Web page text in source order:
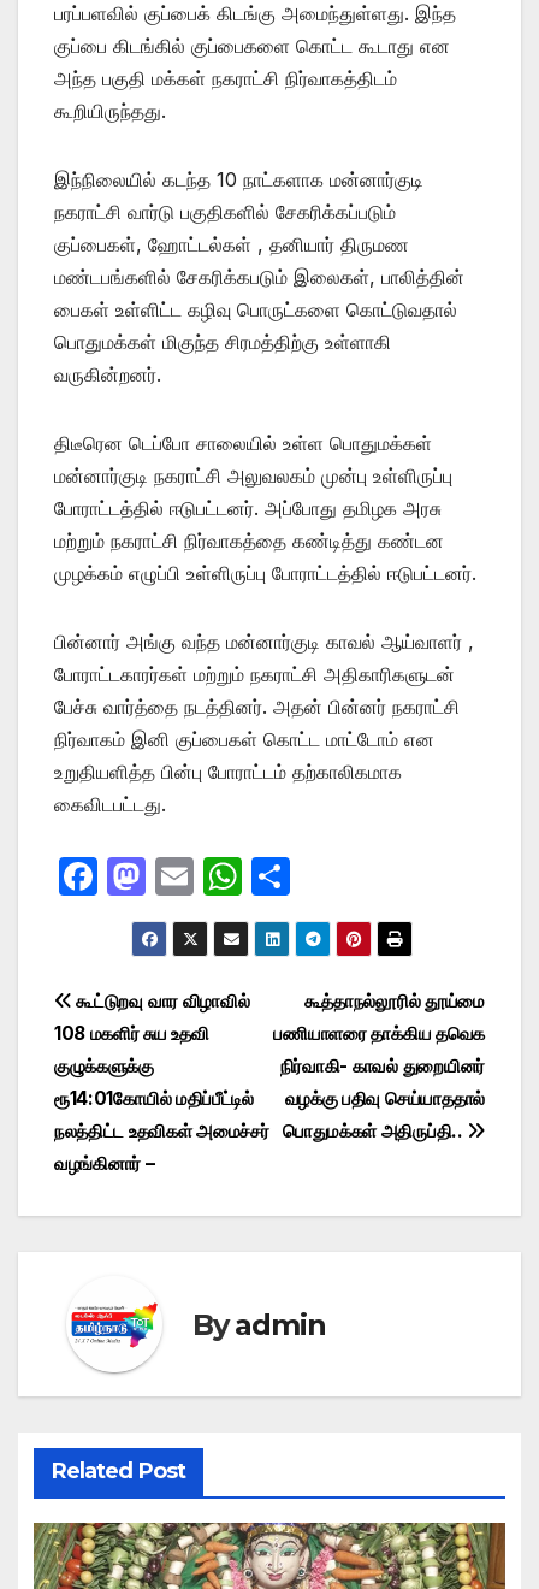
பரப்பளவில் குப்பைக் கிடங்கு அமைந்துள்ளது. இந்த
குப்பை கிடங்கில் குப்பைகளை கொட்ட கூடாது என
அந்த பகுதி மக்கள் நகராட்சி நிர்வாகத்திடம்
கூறியிருந்தது.
இந்நிலையில் கடந்த 10 நாட்களாக மன்னார்குடி
நகராட்சி வார்டு பகுதிகளில் சேகரிக்கப்படும்
குப்பைகள், ஹோட்டல்கள் , தனியார் திருமண
மண்டபங்களில் சேகரிக்கபடும் இலைகள், பாலித்தின்
பைகள் உள்ளிட்ட கழிவு பொருட்களை கொட்டுவதால்
பொதுமக்கள் மிகுந்த சிரமத்திற்கு உள்ளாகி
வருகின்றனர்.
திடீரென டெப்போ சாலையில் உள்ள பொதுமக்கள்
மன்னார்குடி நகராட்சி அலுவலகம் முன்பு உள்ளிருப்பு
போராட்டத்தில் ஈடுபட்டனர். அப்போது தமிழக அரசு
மற்றும் நகராட்சி நிர்வாகத்தை கண்டித்து கண்டன
முழக்கம் எழுப்பி உள்ளிருப்பு போராட்டத்தில் ஈடுபட்டனர்.
பின்னார் அங்கு வந்த மன்னார்குடி காவல் ஆய்வாளர் ,
போராட்டகாரர்கள் மற்றும் நகராட்சி அதிகாரிகளுடன்
பேச்சு வார்த்தை நடத்தினர். அதன் பின்னர் நகராட்சி
நிர்வாகம் இனி குப்பைகள் கொட்ட மாட்டோம் என
உறுதியளித்த பின்பு போராட்டம் தற்காலிகமாக
கைவிடபட்டது.
F
e
b
o
o
k
M
a
st
o
d
o
n
E
m
ail
W
h
at
s
p
h
ar
e
Post
navigation
கூத்தாநல்லூரில் தூய்மை
பணியாளரை தாக்கிய தவெக
நிர்வாகி- காவல் துறையினர்
வழக்கு பதிவு செய்யாததால்
பொதுமக்கள் அதிருப்தி..
கூட்டுறவு வார விழாவில்
108 மகளிர் சுய உதவி
குழுக்களுக்கு
ரூ14:01கோயில் மதிப்பீட்டில்
நலத்திட்ட உதவிகள் அமைச்சர்
வழங்கினார் –
Byadmin
Related Post